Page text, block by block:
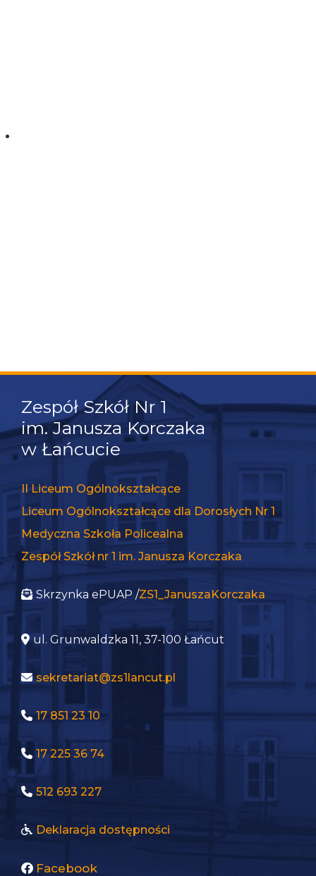
Zespół Szkół Nr 1
im. Janusza Korczaka
w Łańcucie
II Liceum Ogólnokształcące
Liceum Ogólnokształcące dla Dorosłych Nr 1
Medyczna Szkoła Policealna
Zespół Szkół nr 1 im. Janusza Korczaka
Skrzynka ePUAP /ZS1_JanuszaKorczaka
ul. Grunwaldzka 11, 37-100 Łańcut
sekretariat@zs1lancut.pl
17 851 23 10
17 225 36 74
512 693 227
Deklaracja dostępności
Facebook